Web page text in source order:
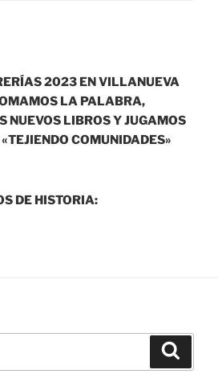
2023 EN VILLANUEVA
LA PALABRA,
NUEVOS LIBROS Y JUGAMOS
COMUNIDADES»
DE HISTORIA: